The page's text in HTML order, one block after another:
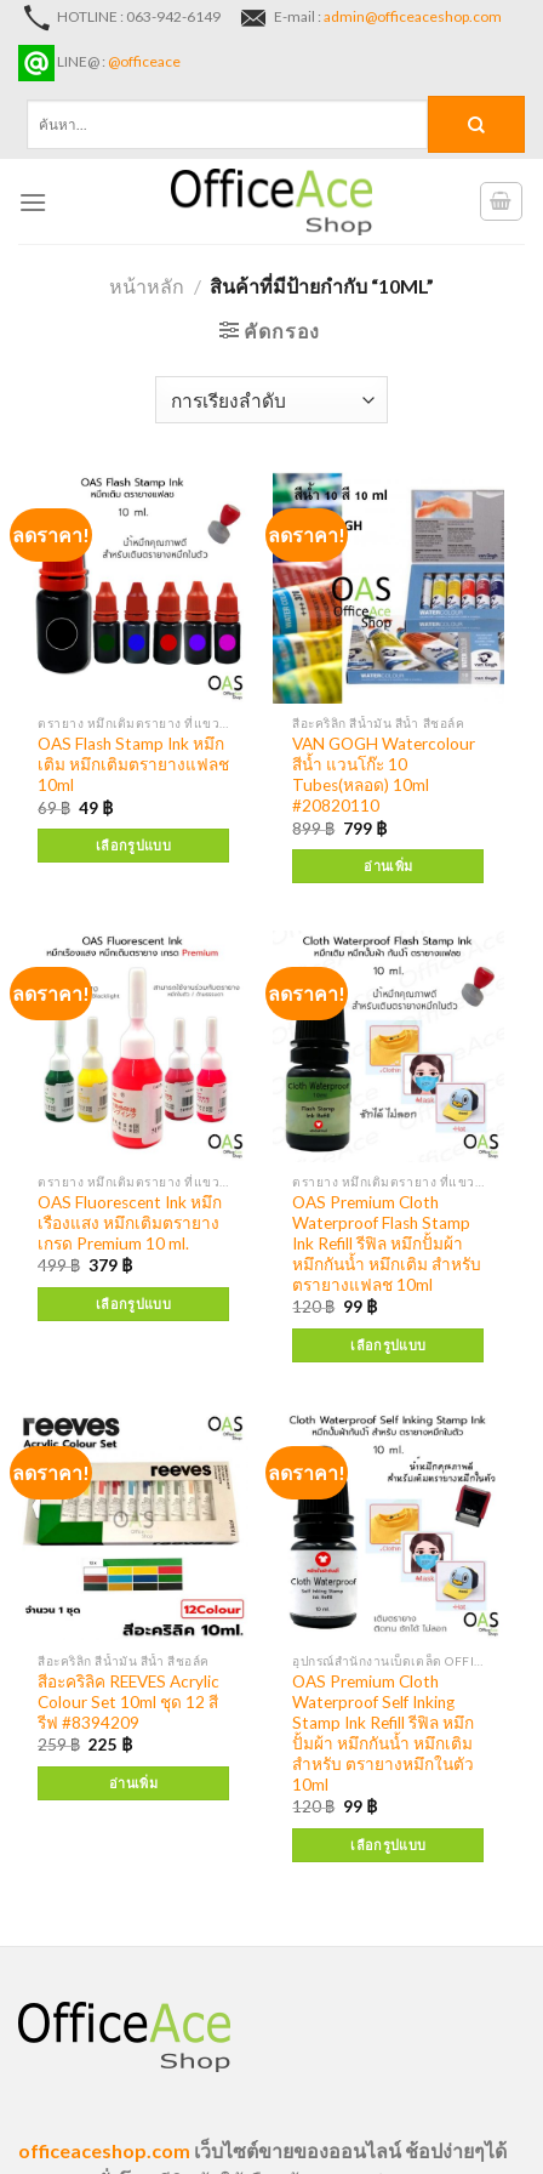
Skip
content
HOTLINE : 063-942-6149 E-mail : admin@officeaceshop.com
LINE@ : @officeace
หน้าหลัก / สินค้าที่มีป้ายกำกับ “10ML”
คัดกรอง
ลดราคา!
ตรายาง หมึกเติมตรายาง ที่แขวนตรายาง
OAS Flash Stamp Ink หมึก
เติม หมึกเติมตรายางแฟลช
10ml
69฿ 49 ฿
เลือกรูปแบบ
ลดราคา!
OAS Fluorescent Ink หมึก
เรืองแสง หมึกเติมตรายาง
เกรด Premium 10 ml.
499฿ 379 ฿
เลือกรูปแบบ
ลดราคา!
OAS Premium Cloth
Waterproof Flash Stamp
Ink Refill รีฟิล หมึกปั้มผ้า
หมึกกันน้ำ หมึกเติม สำหรับ
ตรายางแฟลช 10ml
120฿ 99 ฿
เลือกรูปแบบ
ลดราคา!
OAS Premium Cloth
Waterproof Self Inking
Stamp Ink Refill รีฟิล หมึก
ปั้มผ้า หมึกกันน้ำ หมึกเติม
สำหรับ ตรายางหมึกในตัว
10ml
120฿ 99 ฿
เลือกรูปแบบ
ลดราคา!
สีอะคริลิก สีน้ำมัน สีน้ำ สีชอล์ค
VAN GOGH Watercolour
สีน้ำ แวนโก๊ะ 10
Tubes(หลอด) 10ml
#20820110
899฿ 799 ฿
อ่านเพิ่ม
ลดราคา!
สีอะคริลิก สีน้ำมัน สีน้ำ สีชอล์ค
สีอะคริลิค REEVES Acrylic
Colour Set 10ml ชุด 12 สี
รีฟ #8394209
259฿ 225 ฿
อ่านเพิ่ม
officeaceshop.com เว็บไซต์ขายของออนไลน์ ช้อปง่ายๆได้